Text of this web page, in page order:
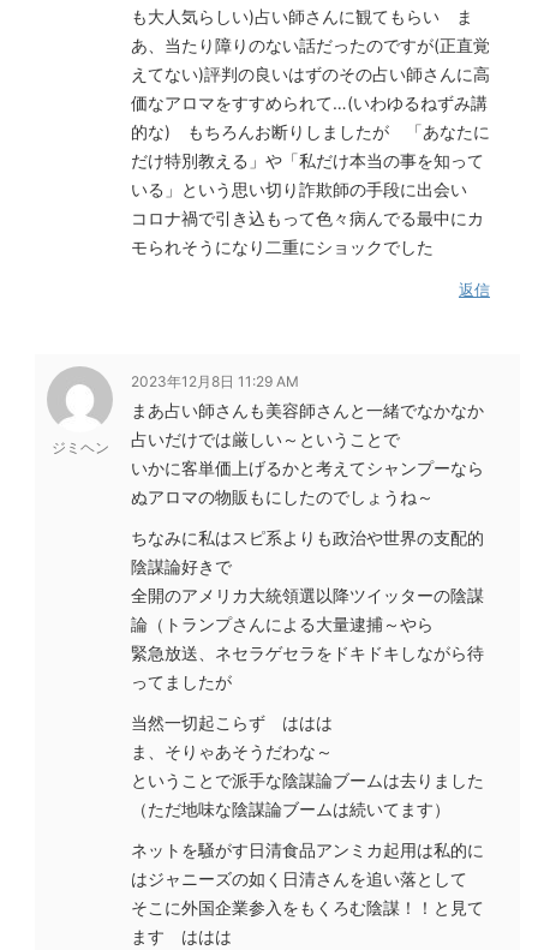
も大人気らしい)占い師さんに観てもらい ま
あ、当たり障りのない話だったのですが(正直覚
えてない)評判の良いはずのその占い師さんに高
価なアロマをすすめられて…(いわゆるねずみ講
的な) もちろんお断りしましたが 「あなたに
だけ特別教える」や「私だけ本当の事を知って
いる」という思い切り詐欺師の手段に出会い
コロナ禍で引き込もって色々病んでる最中にカ
モられそうになり二重にショックでした
返信
ジミヘン
2023年12月8日 11:29 AM
まあ占い師さんも美容師さんと一緒でなかなか
占いだけでは厳しい～ということで
いかに客単価上げるかと考えてシャンプーなら
ぬアロマの物販もにしたのでしょうね～
ちなみに私はスピ系よりも政治や世界の支配的
陰謀論好きで
全開のアメリカ大統領選以降ツイッターの陰謀
論（トランプさんによる大量逮捕～やら
緊急放送、ネセラゲセラをドキドキしながら待
ってましたが
当然一切起こらず ははは
ま、そりゃあそうだわな～
ということで派手な陰謀論ブームは去りました
（ただ地味な陰謀論ブームは続いてます）
ネットを騒がす日清食品アンミカ起用は私的に
はジャニーズの如く日清さんを追い落として
そこに外国企業参入をもくろむ陰謀！！と見て
ます ははは